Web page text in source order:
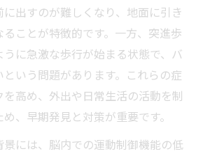
出すのが難しくなり、地面に引き
ことが特徴的です。一方、突進歩
に急激な歩行が始まる状態で、バ
いう問題があります。これらの症
高め、外出や日常生活の活動を制
、早期発見と対策が重要です。
には、脳内での運動制御機能の低